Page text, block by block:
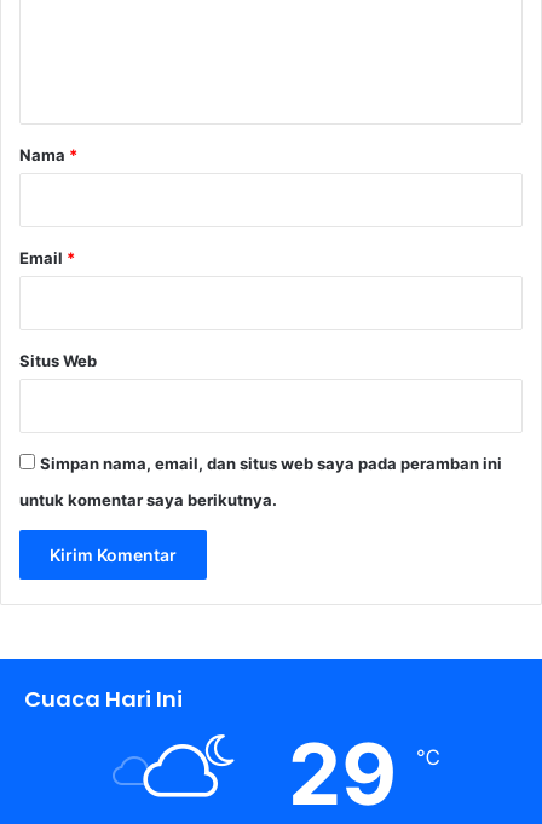
rNama *
Email *
Situs Web
Simpan nama, email, dan situs web saya pada peramban ini
untuk komentar saya berikutnya.
Cuaca Hari Ini
29 ℃